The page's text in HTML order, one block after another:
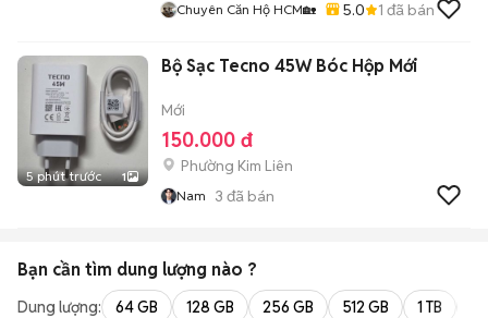
Chuyên Căn Hộ HCM🏡 5.0 1 đã bán
5 phút trước 1
Bộ Sạc Tecno 45W Bóc Hộp Mới
Mới
150.000 đ
Phường Kim Liên
Nam 3 đã bán
Bạn cần tìm dung lượng nào ?
Dung lượng: 64 GB 128 GB 256 GB 512 GB 1 TB